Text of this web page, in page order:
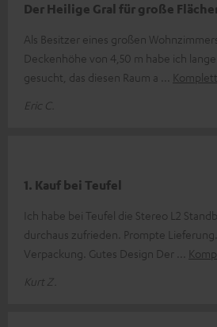
Der Heilige Gral für große
Als Besitzer eines großen
Deckenhöhe von 4,50 m habe ich
gesucht, das diesen Raum a
Eric C.
1. Kauf bei Teufel
Ich habe bei Teufel die Stereo L2
durchaus zufrieden. Prompte
Verpackung. Gutes Design Der
Kurt Z.